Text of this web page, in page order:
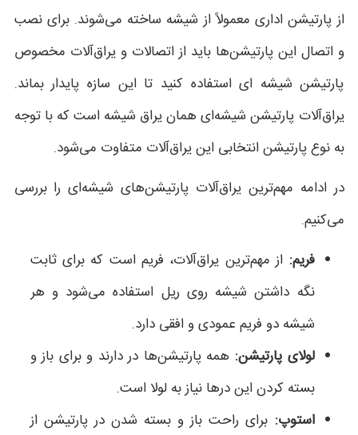
از پارتیشن اداری معمولاً از شیشه ساخته می‌شوند. برای نصب
و اتصال این پارتیشن‌ها باید از اتصالات و یراق‌آلات مخصوص
پارتیشن شیشه ای استفاده کنید تا این سازه پایدار بماند.
یراق‌آلات پارتیشن شیشه‌ای همان یراق شیشه است که با توجه
به نوع پارتیشن انتخابی این یراق‌آلات متفاوت می‌شود.
در ادامه مهم‌ترین یراق‌آلات پارتیشن‌های شیشه‌ای را بررسی
می‌کنیم.
فریم: از مهم‌ترین یراق‌آلات، فریم است که برای ثابت
نگه داشتن شیشه روی ریل استفاده می‌شود و هر
شیشه دو فریم عمودی و افقی دارد.
لولای پارتیشن: همه پارتیشن‌ها در دارند و برای باز و
بسته کردن این درها نیاز به لولا است.
استوپ: برای راحت باز و بسته شدن در پارتیشن از